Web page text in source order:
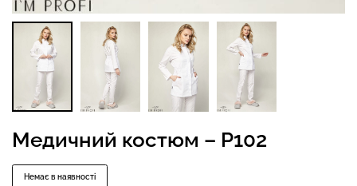
Медичний костюм – P102
Немає в наявності